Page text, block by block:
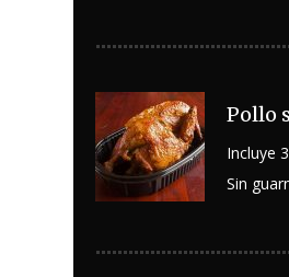
Pollo
Incluye
Sin